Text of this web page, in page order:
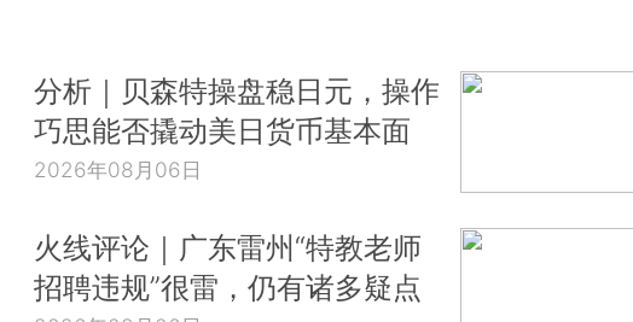
分析｜贝森特操盘稳日元，操作
巧思能否撬动美日货币基本面
2026年08月06日
火线评论｜广东雷州“特教老师
招聘违规”很雷，仍有诸多疑点